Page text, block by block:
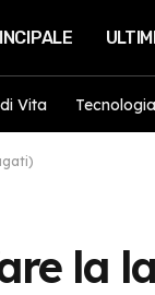
Vita Tecnologia
la